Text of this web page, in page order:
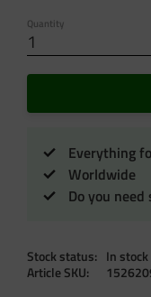
Quantity
Everything
Worldwide
Do you
Stock status
In stock
Article SKU